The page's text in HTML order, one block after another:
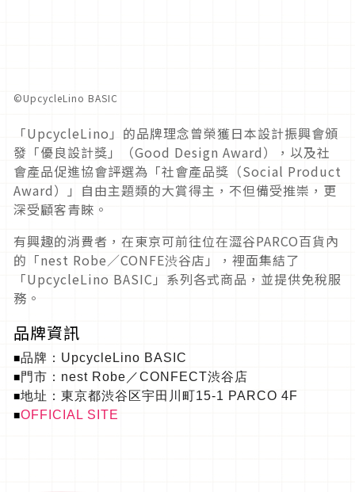
©︎UpcycleLino BASIC
「UpcycleLino 」 的品牌理念曾榮獲日本設計振興會頒
發「優良設計獎」（Good Design Award），以及社
會產品促進協會評選為「社會產品獎（Social Product
Award）」自由主題類的大賞得主，不但備受推崇， 更
深受顧客青睞。
有興趣的消費者，在東京可前往位在澀谷PARCO百貨內
的「nest Robe／CONFE渋谷店」，裡面集結了
「UpcycleLino BASIC 」系列各式商品，並提供免稅服
務。
品牌資訊
■品牌： UpcycleLino BASIC
■門市 ： nest Robe ／CONFECT渋谷店
■地址：東京都渋谷区宇田川町15-1 PARCO 4F
■OFFICIAL SITE